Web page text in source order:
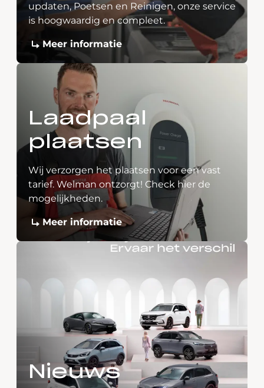
updaten, Poetsen en Reinigen, onze service
is hoogwaardig en compleet.
Meer informatie
Laadpaal
plaatsen
Wij verzorgen het plaatsen voor een vast
tarief. Welman ontzorgt! Check hier de
mogelijkheden.
Meer informatie
Nieuws